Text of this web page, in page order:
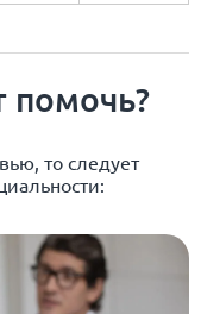
помочь?
то следует